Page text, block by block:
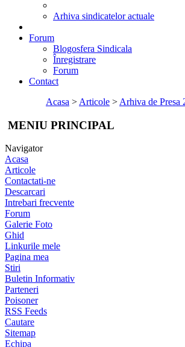
Arhiva sindicatelor actuale
Forum
Blogosfera Sindicala
Înregistrare
Forum
Contact
Acasa > Articole > Arhiva de Presa
MENIU PRINCIPAL
Navigator
Acasa
Articole
Contactati-ne
Descarcari
Intrebari frecvente
Forum
Galerie Foto
Ghid
Linkurile mele
Pagina mea
Stiri
Buletin Informativ
Parteneri
Poisoner
RSS Feeds
Cautare
Sitemap
Echipa